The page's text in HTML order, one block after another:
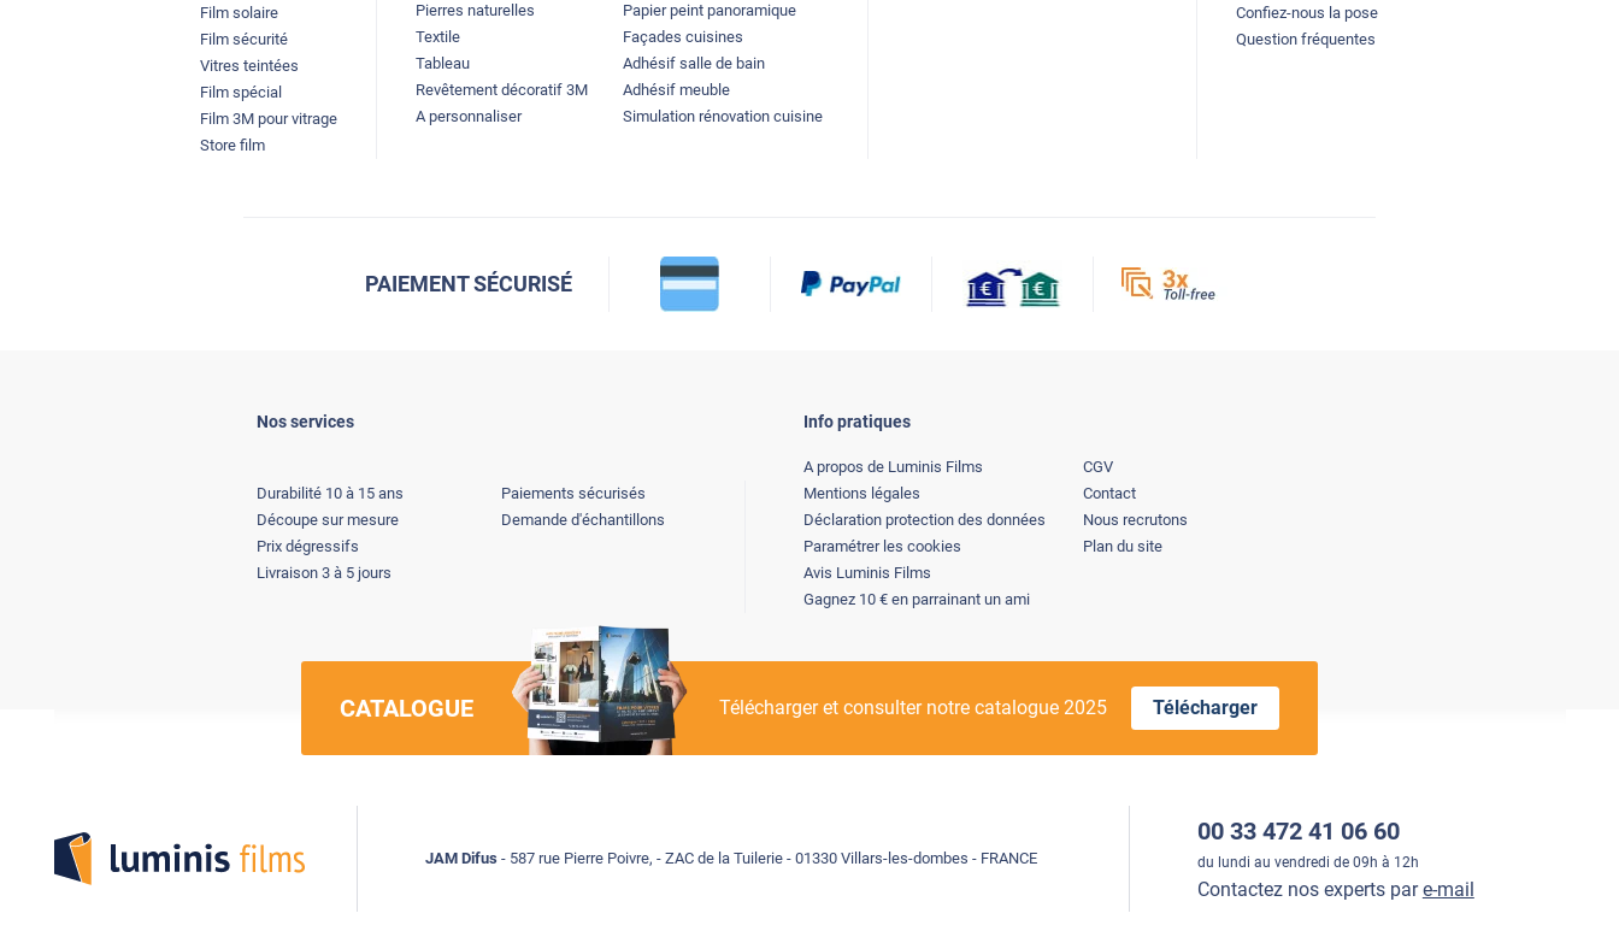
Film solaire
Film sécurité
Vitres teintées
Film spécial
Film 3M pour vitrage
Store film
Pierres naturelles
Textile
Tableau
Revêtement décoratif 3M
A personnaliser
Papier peint panoramique
Façades cuisines
Adhésif salle de bain
Adhésif meuble
Simulation rénovation cuisine
Confiez-nous la pose
Question fréquentes
PAIEMENT SÉCURISÉ
Nos services
Durabilité 10 à 15 ans
Découpe sur mesure
Prix dégressifs
Livraison 3 à 5 jours
Paiements sécurisés
Demande d'échantillons
Info pratiques
A propos de Luminis Films
Mentions légales
Déclaration protection des données
Paramétrer les cookies
Avis Luminis Films
Gagnez 10 € en parrainant un ami
CGV
Contact
Nous recrutons
Plan du site
CATALOGUE Télécharger et consulter notre catalogue 2025 Télécharger
JAM Difus - 587 rue Pierre Poivre, - ZAC de la Tuilerie - 01330 Villars-les-dombes - FRANCE
00 33 472 41 06 60
du lundi au vendredi de 09h à 12h
Contactez nos experts pare-mail